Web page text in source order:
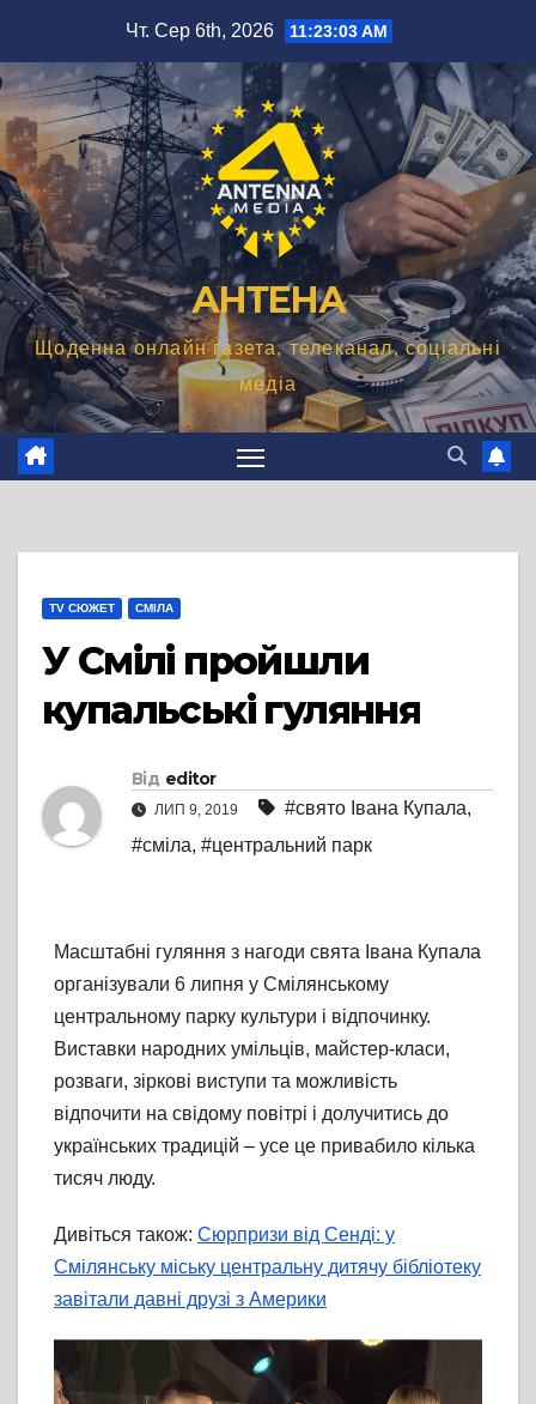
вмісту
Чт. Сер 6th, 2026 11:23:04 AM
АНТЕНА
Щоденна онлайн газета, телеканал, соціальні
медіа
TV СЮЖЕТ СМІЛА
У Смілі пройшли
купальські гуляння
Від editor
ЛИП 9, 2019 #свято Івана Купала,
#сміла, #центральний парк
Масштабні гуляння з нагоди свята Івана Купала
організували 6 липня у Смілянському
центральному парку культури і відпочинку.
Виставки народних умільців, майстер-класи,
розваги, зіркові виступи та можливість
відпочити на свідому повітрі і долучитись до
українських традицій – усе це привабило кілька
тисяч люду.
Дивіться також: Сюрпризи від Сенді: у
Смілянську міську центральну дитячу бібліотеку
завітали давні друзі з Америки